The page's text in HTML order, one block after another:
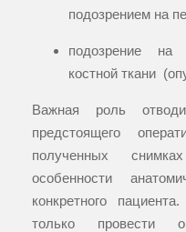
подозрением на
подозрение на
костной ткани
Важная роль
предстоящего
полученных
особенности
конкретного
только провести